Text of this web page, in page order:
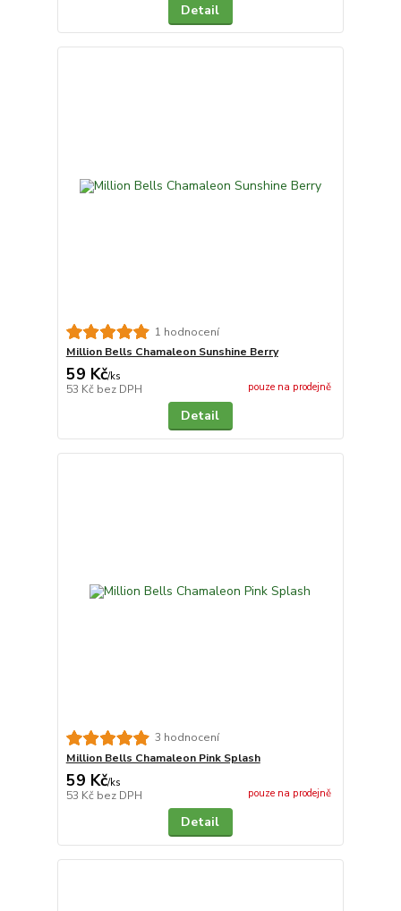
Detail
1 hodnocení
Million Bells Chamaleon Sunshine Berry
59 Kč/ks
53 Kč bez DPH pouze na prodejně
Detail
3 hodnocení
Million Bells Chamaleon Pink Splash
59 Kč/ks
53 Kč bez DPH pouze na prodejně
Detail